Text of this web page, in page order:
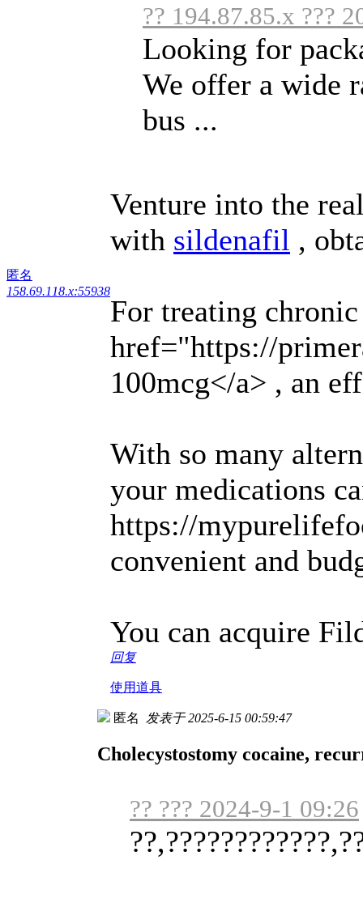
匿名
158.69.118.x:55938
?? 194.87.85.x ???
Looking for
We offer a wide
bus ...
Venture into the
with sildenafil ,
For treating
href="https://
100mcg</a> , an
With so many
your medications
https://
convenient and
You can acquire
回复
使用道具
匿名 发表于 2025-6-15 00:59:47
Cholecystostomy cocaine,
?? ??? 2024-9-1 09:26